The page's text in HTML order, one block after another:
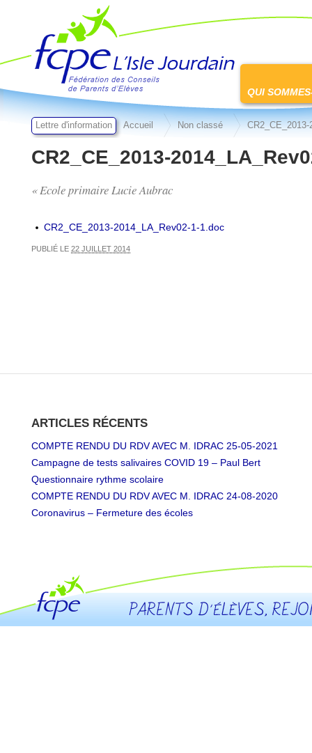
FCPE L'isle jourdain
au
contenu
QUI
Lettre d'information Accueil Non classé
CR2_CE_2013-
« Ecole primaire Lucie Aubrac
CR2_CE_2013-2014_LA_Rev02-1-1.doc
PUBLIÉ LE 22 JUILLET 2014
ARTICLES RÉCENTS
COMPTE RENDU DU RDV AVEC M. IDRAC 25-05-2021
Campagne de tests salivaires COVID 19 – Paul Bert
Questionnaire rythme scolaire
COMPTE RENDU DU RDV AVEC M. IDRAC 24-08-2020
Coronavirus – Fermeture des écoles